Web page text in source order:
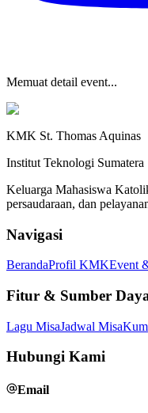
Memuat detail event...
KMK St. Thomas Aquinas
Institut Teknologi Sumatera
Keluarga Mahasiswa
persaudaraan, dan
Navigasi
BerandaProfil KMKEvent
Fitur & Sumber
Lagu MisaJadwal Misa
Hubungi Kami
Email